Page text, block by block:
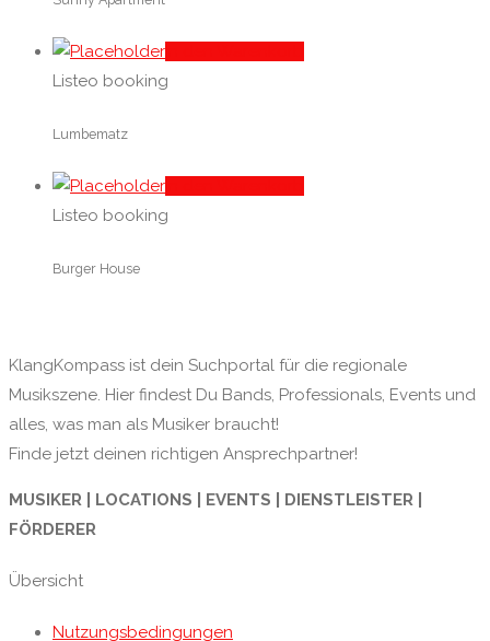
Listeo booking
Lumbematz
Listeo booking
Burger House
KlangKompass ist dein Suchportal für die regionale
Musikszene. Hier findest Du Bands, Professionals, Events und
alles, was man als Musiker braucht!
Finde jetzt deinen richtigen Ansprechpartner!
MUSIKER | LOCATIONS | EVENTS | DIENSTLEISTER |
FÖRDERER
Übersicht
Nutzungsbedingungen